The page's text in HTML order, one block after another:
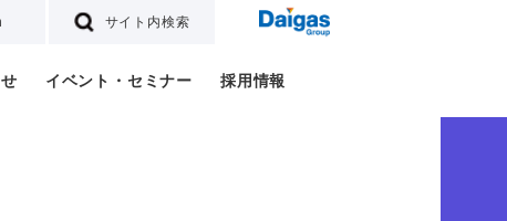
サイト内検索
イベント・セミナー 採用情報